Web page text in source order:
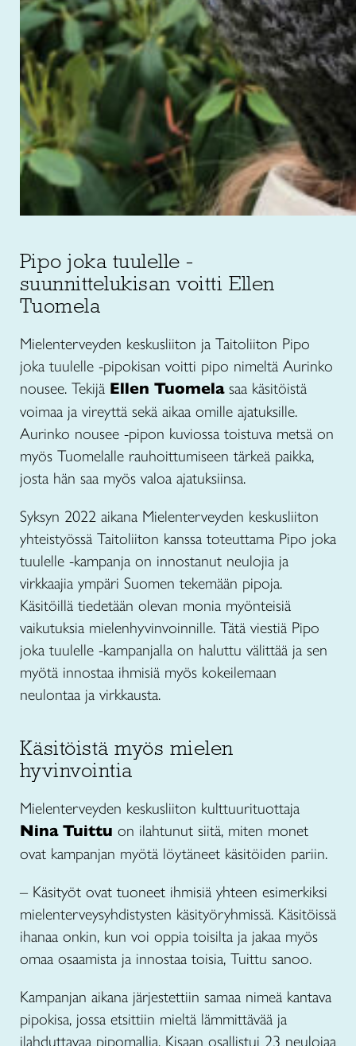
Pipo joka tuulelle -
suunnittelukisan voitti Ellen
Tuomela
Mielenterveyden keskusliiton ja Taitoliiton Pipo
joka tuulelle -pipokisan voitti pipo nimeltä Aurinko
nousee. Tekijä Ellen Tuomelasaa käsitöistä
voimaa ja vireyttä sekä aikaa omille ajatuksille.
Aurinko nousee -pipon kuviossa toistuva metsä on
myös Tuomelalle rauhoittumiseen tärkeä paikka,
josta hän saa myös valoa ajatuksiinsa.
Syksyn 2022 aikana Mielenterveyden keskusliiton
yhteistyössä Taitoliiton kanssa toteuttama Pipo joka
tuulelle -kampanja on innostanut neulojia ja
virkkaajia ympäri Suomen tekemään pipoja.
Käsitöillä tiedetään olevan monia myönteisiä
vaikutuksia mielenhyvinvoinnille. Tätä viestiä Pipo
joka tuulelle -kampanjalla on haluttu välittää ja sen
myötä innostaa ihmisiä myös kokeilemaan
neulontaa ja virkkausta.
Käsitöistä myös mielen
hyvinvointia
Mielenterveyden keskusliiton kulttuurituottaja
Nina Tuittu on ilahtunut siitä, miten monet
ovat kampanjan myötä löytäneet käsitöiden pariin.
– Käsityöt ovat tuoneet ihmisiä yhteen esimerkiksi
mielenterveysyhdistysten käsityöryhmissä. Käsitöissä
ihanaa onkin, kun voi oppia toisilta ja jakaa myös
omaa osaamista ja innostaa toisia, Tuittu sanoo.
Kampanjan aikana järjestettiin samaa nimeä kantava
pipokisa, jossa etsittiin mieltä lämmittävää ja
ilahduttavaa pipomallia. Kisaan osallistui 23 neulojaa